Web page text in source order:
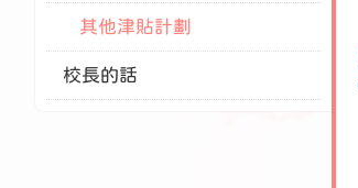
其他津貼計劃
校長的話